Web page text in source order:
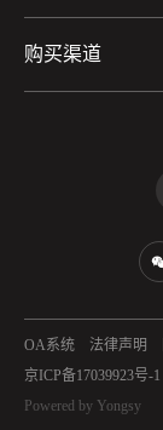
购买渠道
京ICP备17039923号-1
Powered by Yongsy
OA系统 法律声明